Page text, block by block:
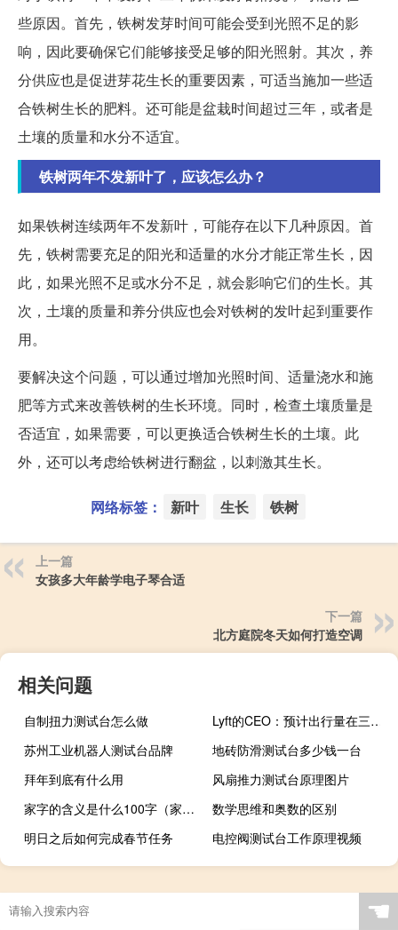
些原因。首先，铁树发芽时间可能会受到光照不足的影
响，因此要确保它们能够接受足够的阳光照射。其次，养
分供应也是促进芽花生长的重要因素，可适当施加一些适
合铁树生长的肥料。还可能是盆栽时间超过三年，或者是
土壤的质量和水分不适宜。
铁树两年不发新叶了，应该怎么办？
如果铁树连续两年不发新叶，可能存在以下几种原因。首
先，铁树需要充足的阳光和适量的水分才能正常生长，因
此，如果光照不足或水分不足，就会影响它们的生长。其
次，土壤的质量和养分供应也会对铁树的发叶起到重要作
用。
要解决这个问题，可以通过增加光照时间、适量浇水和施
肥等方式来改善铁树的生长环境。同时，检查土壤质量是
否适宜，如果需要，可以更换适合铁树生长的土壤。此
外，还可以考虑给铁树进行翻盆，以刺激其生长。
网络标签： 新叶 生长 铁树
上一篇
女孩多大年龄学电子琴合适
下一篇
北方庭院冬天如何打造空调
相关问题
自制扭力测试台怎么做
Lyft的CEO：预计出行量在三季度将会增长20%公司预计会在三季度增加营销支出三季度营收增速将在5%上下或略低的水平
苏州工业机器人测试台品牌
地砖防滑测试台多少钱一台
拜年到底有什么用
风扇推力测试台原理图片
家字的含义是什么100字（家字的含义）
数学思维和奥数的区别
明日之后如何完成春节任务
电控阀测试台工作原理视频
☚